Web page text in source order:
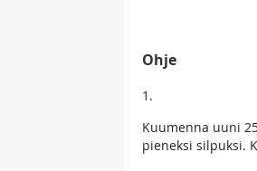
Ohje
1.
Kuumenna uuni
pieneksi silpuksi.